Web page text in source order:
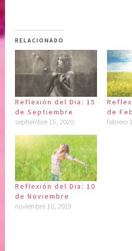
RELACIONADO
Reflexión del Dia: 15
de Septiembre
septiembre 15, 2020
de
febrero
Reflexión del Dia: 10
de Noviembre
noviembre 10, 2019